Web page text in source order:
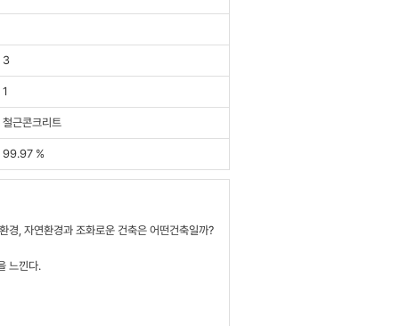
3
1
철근콘크리트
99.97 %
경, 자연환경과 조화로운 건축은 어떤건축일까?
느낀다.